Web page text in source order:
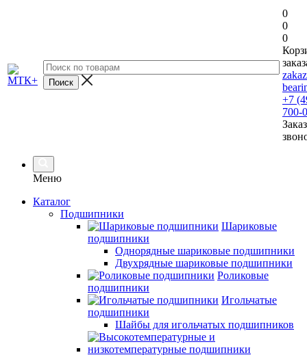
0
0
0
+7
700-
Меню
Каталог
Подшипники
Шариковые
подшипники
Однорядные шариковые подшипники
Двухрядные шариковые подшипники
Роликовые
подшипники
Игольчатые
подшипники
Шайбы для игольчатых подшипников